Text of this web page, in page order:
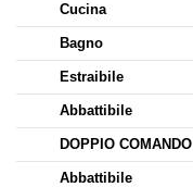
Cucina
Bagno
Estraibile
Abbattibile
DOPPIO COMANDO
Abbattibile